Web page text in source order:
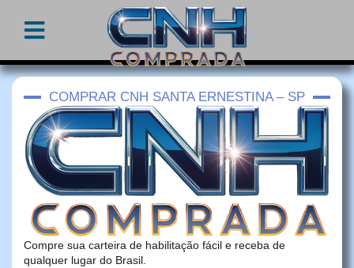
COMPRAR CNH SANTA ERNESTINA – SP
Compre sua carteira de habilitação fácil e receba de
qualquer lugar do Brasil.